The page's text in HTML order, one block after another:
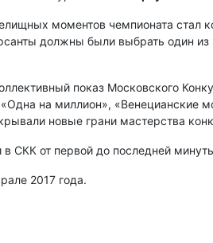
моментов чемпионата стал
должны были выбрать один
показ Московского
на миллион», «Венецианские
новые грани мастерства
в СКК от первой до последней
2017 года.